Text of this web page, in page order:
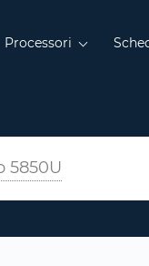
Processori
5850U